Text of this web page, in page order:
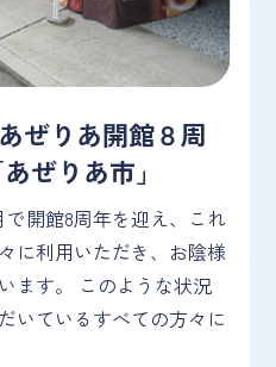
ぜりあ開館８周
ぜりあ市」
開館8周年を迎え、これ
に利用いただき、お陰様
ます。 このような状況
いているすべての方々に